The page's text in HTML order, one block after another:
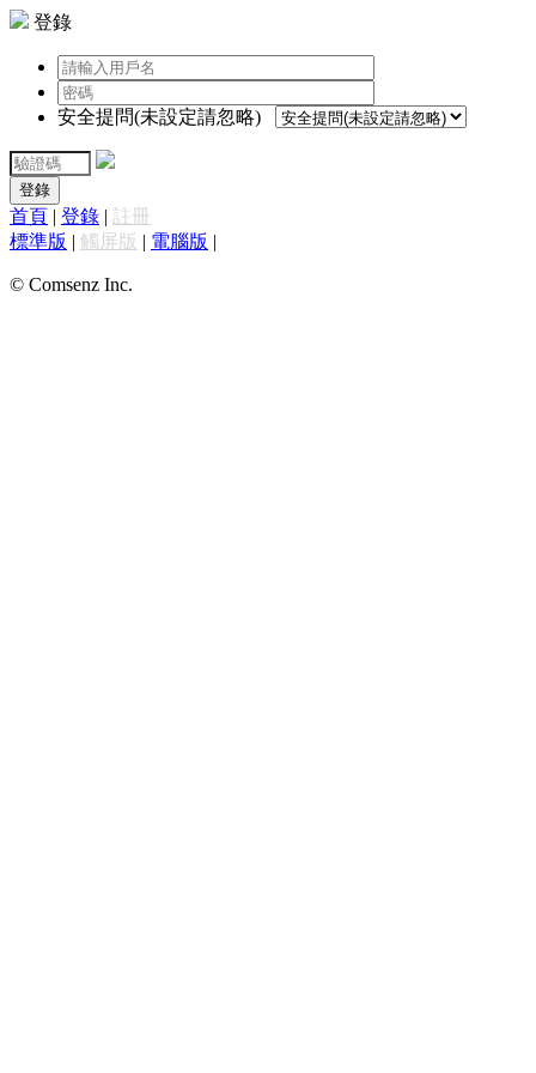
登錄
安全提問(未設定請忽略)
登錄
首頁 | 登錄 | 註冊
標準版 | 觸屏版 | 電腦版 |
© Comsenz Inc.